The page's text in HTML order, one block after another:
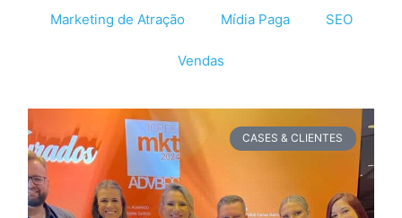
Marketing de Atração Mídia Paga SEO
Vendas
CASES & CLIENTES